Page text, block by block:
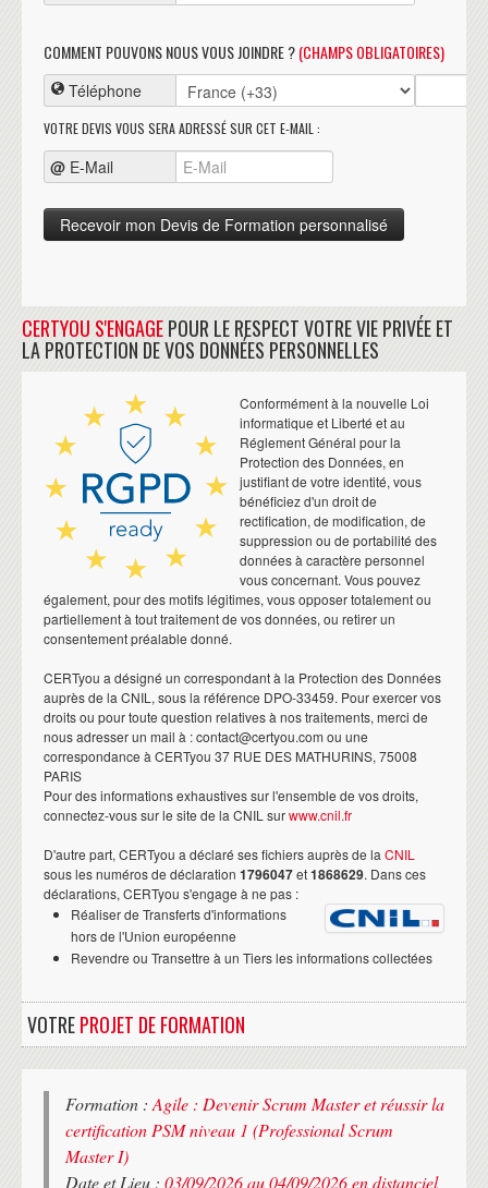
COMMENT POUVONS NOUS VOUS JOINDRE ?(CHAMPS OBLIGATOIRES)
Téléphone
VOTRE DEVIS VOUS SERA ADRESSÉ SUR CET E-MAIL :
@ E-Mail
CERTYOU S'ENGAGEPOUR LE RESPECT VOTRE VIE PRIVÉE ET
LA PROTECTION DE VOS DONNÉES PERSONNELLES
Conformément à la nouvelle Loi
informatique et Liberté et au
Réglement Général pour la
Protection des Données, en
justifiant de votre identité, vous
bénéficiez d'un droit de
rectification, de modification, de
suppression ou de portabilité des
données à caractère personnel
vous concernant. Vous pouvez
également, pour des motifs légitimes, vous opposer totalement ou
partiellement à tout traitement de vos données, ou retirer un
consentement préalable donné.
CERTyou a désigné un correspondant à la Protection des Données
auprès de la CNIL, sous la référence DPO-33459. Pour exercer vos
droits ou pour toute question relatives à nos traitements, merci de
nous adresser un mail à : contact@certyou.com ou une
correspondance à CERTyou 37 RUE DES MATHURINS, 75008
PARIS
Pour des informations exhaustives sur l'ensemble de vos droits,
connectez-vous sur le site de la CNIL surwww.cnil.fr
D'autre part, CERTyou a déclaré ses fichiers auprès de la CNIL
sous les numéros de déclaration 1796047et1868629. Dans ces
déclarations, CERTyou s'engage à ne pas :
Réaliser de Transferts d'informations
hors de l'Union européenne
Revendre ou Transettre à un Tiers les informations collectées
VOTREPROJET DE FORMATION
Formation : Agile : Devenir Scrum Master et réussir la
certification PSM niveau 1 (Professional Scrum
Master I)
Date et Lieu : 03/09/2026 au 04/09/2026 en distanciel